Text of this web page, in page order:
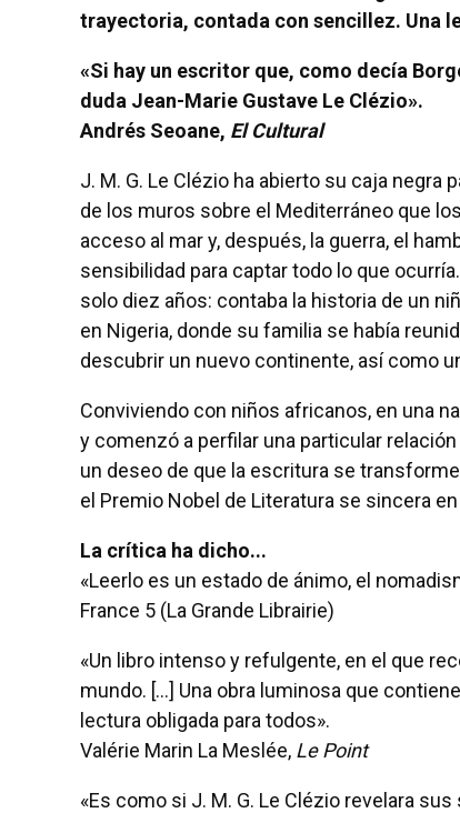
trayectoria, contada con sencillez. Una
«Si hay un escritor que, como decía
duda Jean-Marie Gustave Le Clézio».
Andrés Seoane, El Cultural
J. M. G. Le Clézio ha abierto su caja negra
de los muros sobre el Mediterráneo que
acceso al mar y, después, la guerra, el
sensibilidad para captar todo lo que
solo diez años: contaba la historia de un
en Nigeria, donde su familia se había
descubrir un nuevo continente, así como
Conviviendo con niños africanos, en una
y comenzó a perfilar una particular
un deseo de que la escritura se
el Premio Nobel de Literatura se sincera
La crítica ha dicho...
«Leerlo es un estado de ánimo, el
France 5 (La Grande Librairie)
«Un libro intenso y refulgente, en el que
mundo. [...] Una obra luminosa que
lectura obligada para todos».
Valérie Marin La Meslée, Le Point
«Es como si J. M. G. Le Clézio revelara